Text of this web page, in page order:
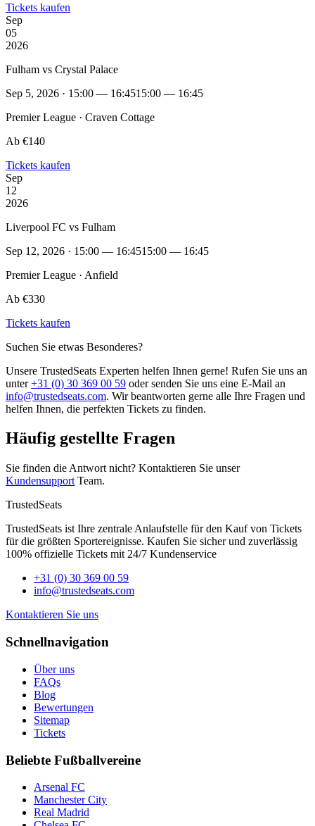
Tickets kaufen
Sep
05
2026
Fulham vs Crystal Palace
Sep 5, 2026 · 15:00 — 16:4515:00 — 16:45
Premier League · Craven Cottage
Ab €140
Tickets kaufen
Sep
12
2026
Liverpool FC vs Fulham
Sep 12, 2026 · 15:00 — 16:4515:00 — 16:45
Premier League · Anfield
Ab €330
Tickets kaufen
Suchen Sie etwas Besonderes?
Unsere TrustedSeats Experten helfen Ihnen gerne! Rufen Sie uns an
unter+31 (0) 30 369 00 59 oder senden Sie uns eine E-Mail an
info@trustedseats.com. Wir beantworten gerne alle Ihre Fragen und
helfen Ihnen, die perfekten Tickets zu finden.
Häufig gestellte Fragen
Sie finden die Antwort nicht? Kontaktieren Sie unser
Kundensupport Team.
TrustedSeats
TrustedSeats ist Ihre zentrale Anlaufstelle für den Kauf von Tickets
für die größten Sportereignisse. Kaufen Sie sicher und zuverlässig
100% offizielle Tickets mit 24/7 Kundenservice
+31 (0) 30 369 00 59
info@trustedseats.com
Kontaktieren Sie uns
Schnellnavigation
Über uns
FAQs
Blog
Bewertungen
Sitemap
Tickets
Beliebte Fußballvereine
Arsenal FC
Manchester City
Real Madrid